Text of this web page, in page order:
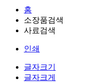
홈
소장품검색
사료검색
인쇄
글자크기
글자크게